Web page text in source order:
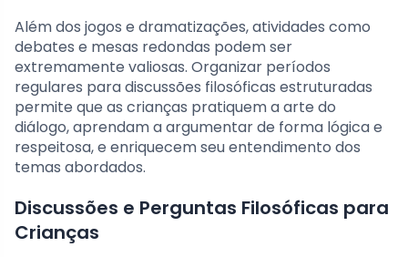
Além dos jogos e dramatizações, atividades como
debates e mesas redondas podem ser
extremamente valiosas. Organizar períodos
regulares para discussões filosóficas estruturadas
permite que as crianças pratiquem a arte do
diálogo, aprendam a argumentar de forma lógica e
respeitosa, e enriquecem seu entendimento dos
temas abordados.
Discussões e Perguntas Filosóficas para
Crianças